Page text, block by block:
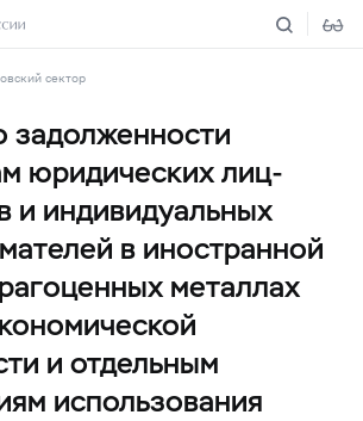
сектор
задолженности
юридических лиц-
и индивидуальных
в иностранной
металлах
и отдельным
использования